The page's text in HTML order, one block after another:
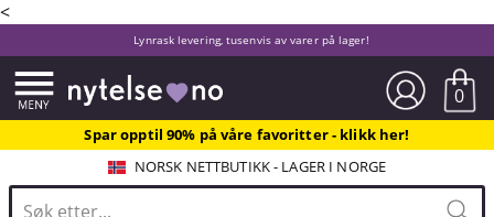
<
Lynrask levering, tusenvis av varer på lager!
0
Spar opptil 90% på våre favoritter - klikk her!
NORSK NETTBUTIKK - LAGER I NORGE